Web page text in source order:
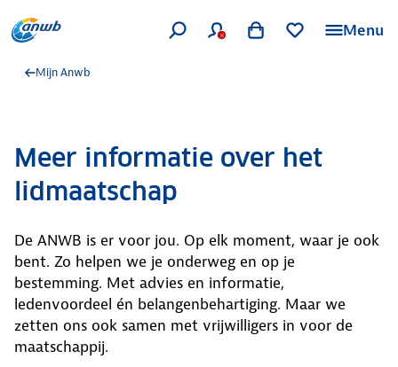
Menu
Mijn Anwb
Meer informatie over het
lidmaatschap
De ANWB is er voor jou. Op elk moment, waar je ook
bent. Zo helpen we je onderweg en op je
bestemming. Met advies en informatie,
ledenvoordeel én belangenbehartiging. Maar we
zetten ons ook samen met vrijwilligers in voor de
maatschappij.